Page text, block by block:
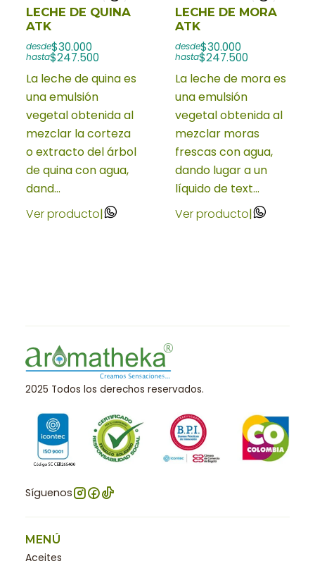
LECHE DE QUINA
ATK
desde$30.000
hasta$247.500
La leche de quina es
una emulsión
vegetal obtenida al
mezclar la corteza
o extracto del árbol
de quina con agua,
dand...
Ver producto|
LECHE DE MORA
ATK
desde$30.000
hasta$247.500
La leche de mora es
una emulsión
vegetal obtenida al
mezclar moras
frescas con agua,
dando lugar a un
líquido de text...
Ver producto|
2025 Todos los derechos reservados.
Síguenos
MENÚ
Aceites